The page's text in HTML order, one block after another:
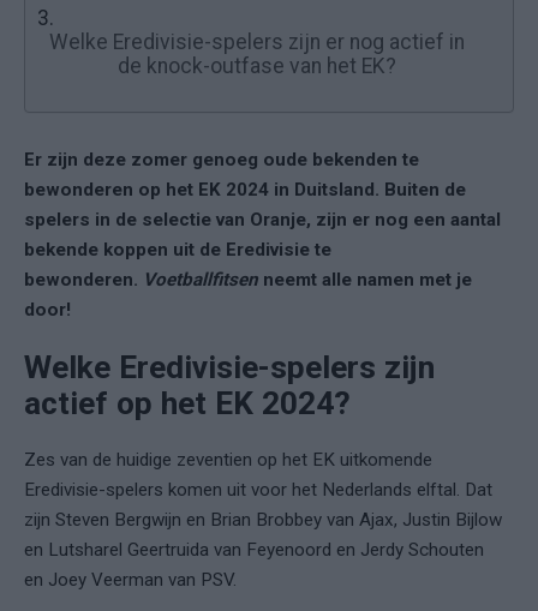
3.
Welke Eredivisie-spelers zijn er nog actief in
de knock-outfase van het EK?
Er zijn deze zomer genoeg oude bekenden te
bewonderen op het EK 2024 in Duitsland. Buiten de
spelers in de selectie van Oranje, zijn er nog een aantal
bekende koppen uit de Eredivisie te
bewonderen. Voetballfitsen neemt alle namen met je
door!
Welke Eredivisie-spelers zijn
actief op het EK 2024?
Zes van de huidige zeventien op het EK uitkomende
Eredivisie-spelers komen uit voor het Nederlands elftal. Dat
zijn Steven Bergwijn en Brian Brobbey van Ajax, Justin Bijlow
en Lutsharel Geertruida van Feyenoord en Jerdy Schouten
en Joey Veerman van PSV.